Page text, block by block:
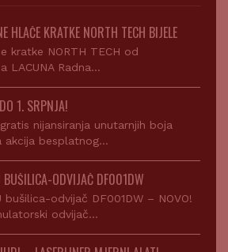
HLAČE KRATKE NORTH TECH BIJELE
kratke NORTH TECH od
LACUNA Radna…
1. SRPNJA!
nijansiranja unutarnjih boja
akcija besplatnog…
ODVIJAČ DF001DW
bušilica-odvijač DF001DW – NOVO!
odvijač…